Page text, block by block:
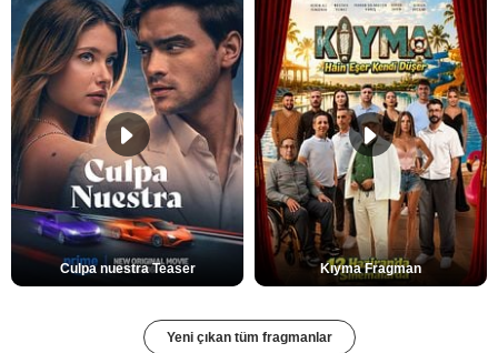
Culpa nuestra Teaser Kıyma Fragman
Yeni çıkan tüm fragmanlar